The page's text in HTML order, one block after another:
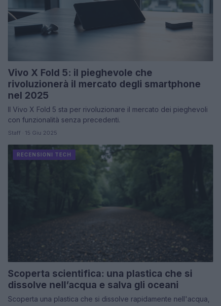
Vivo X Fold 5: il pieghevole che
rivoluzionerà il mercato degli smartphone
nel 2025
Il Vivo X Fold 5 sta per rivoluzionare il mercato dei pieghevoli
con funzionalità senza precedenti.
Staff · 15 Giu 2025
RECENSIONI TECH
Scoperta scientifica: una plastica che si
dissolve nell’acqua e salva gli oceani
Scoperta una plastica che si dissolve rapidamente nell'acqua,